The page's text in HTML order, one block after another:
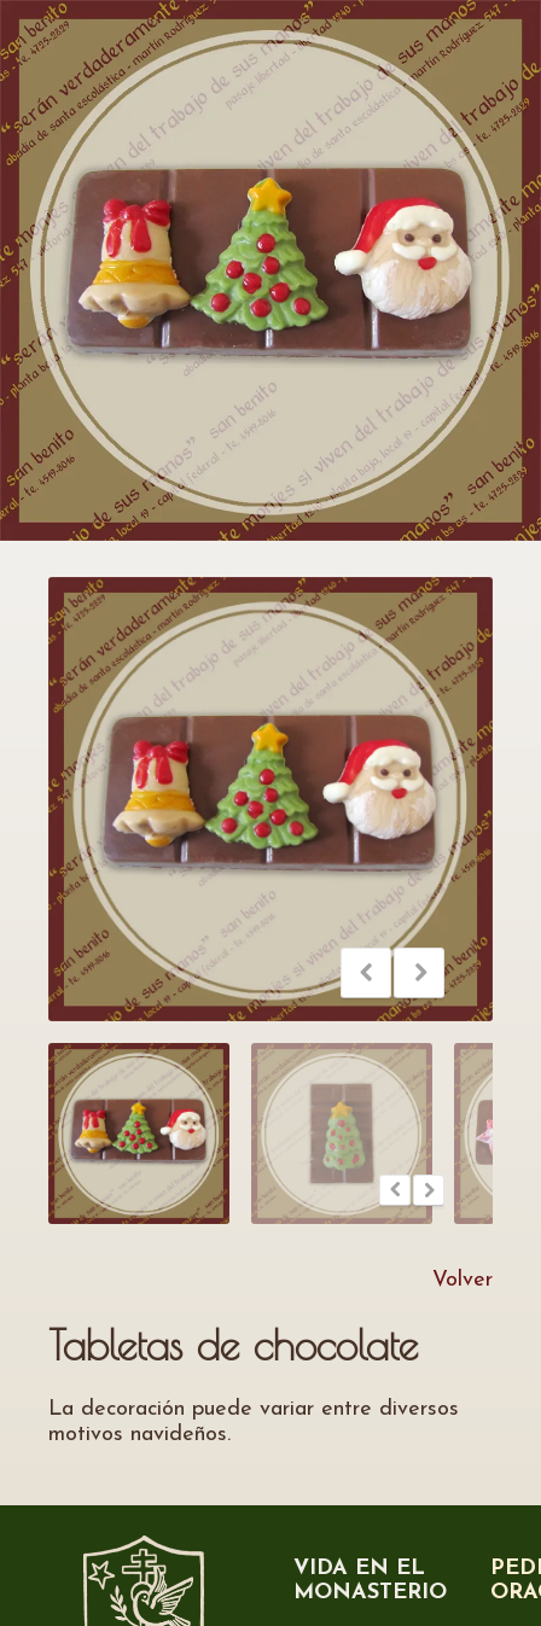
Volver
Tabletas de chocolate
La decoración puede variar entre diversos
motivos navideños.
VIDA EN EL
MONASTERIO